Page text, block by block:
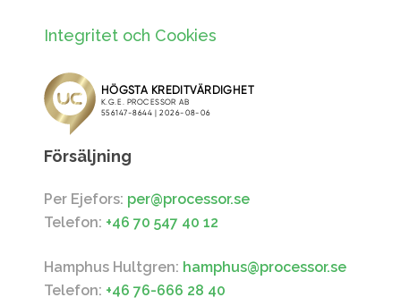
Integritet och Cookies
Försäljning
Per Ejefors: per@processor.se
Telefon: +46 70 547 40 12
Hamphus Hultgren: hamphus@processor.se
Telefon: +46 76-666 28 40